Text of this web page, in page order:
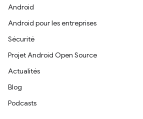
Android
Android pour les entreprises
Sécurité
Projet Android Open Source
Actualités
Blog
Podcasts